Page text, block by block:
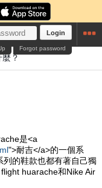
Login
Forgot password
麼？
是<a
">耐吉</a>的一個系
的鞋款也都有著自己獨
huarache和Nike Air